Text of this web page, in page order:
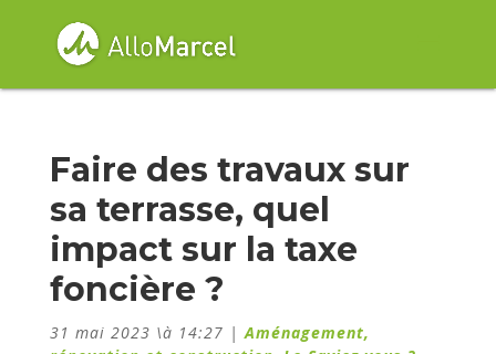
Faire des travaux sur
sa terrasse, quel
impact sur la taxe
foncière ?
31 mai 2023 \à 14:27 |Aménagement,